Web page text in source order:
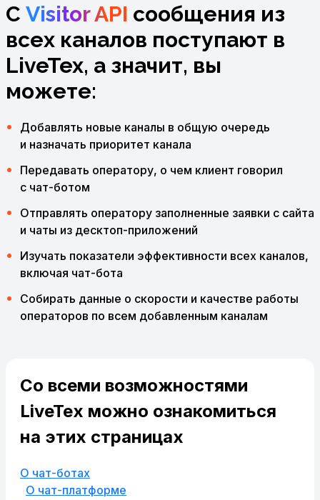
С Visitor API сообщения из
всех каналов поступают в
LiveTex, а значит, вы
можете:
Добавлять новые каналы в общую очередь
и назначать приоритет канала
Передавать оператору, о чем клиент говорил
с чат-ботом
Отправлять оператору заполненные заявки с сайта
и чаты из десктоп-приложений
Изучать показатели эффективности всех каналов,
включая чат-бота
Собирать данные о скорости и качестве работы
операторов по всем добавленным каналам
Со всеми возможностями
LiveTex можно ознакомиться
на этих страницах
О чат-ботах
О чат-платформе